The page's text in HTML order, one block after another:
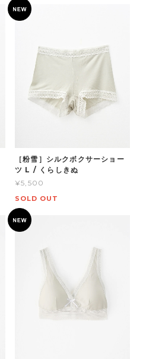
［粉雪］シルクボクサーショー
ツ L / くらしきぬ
¥5,500
SOLD OUT